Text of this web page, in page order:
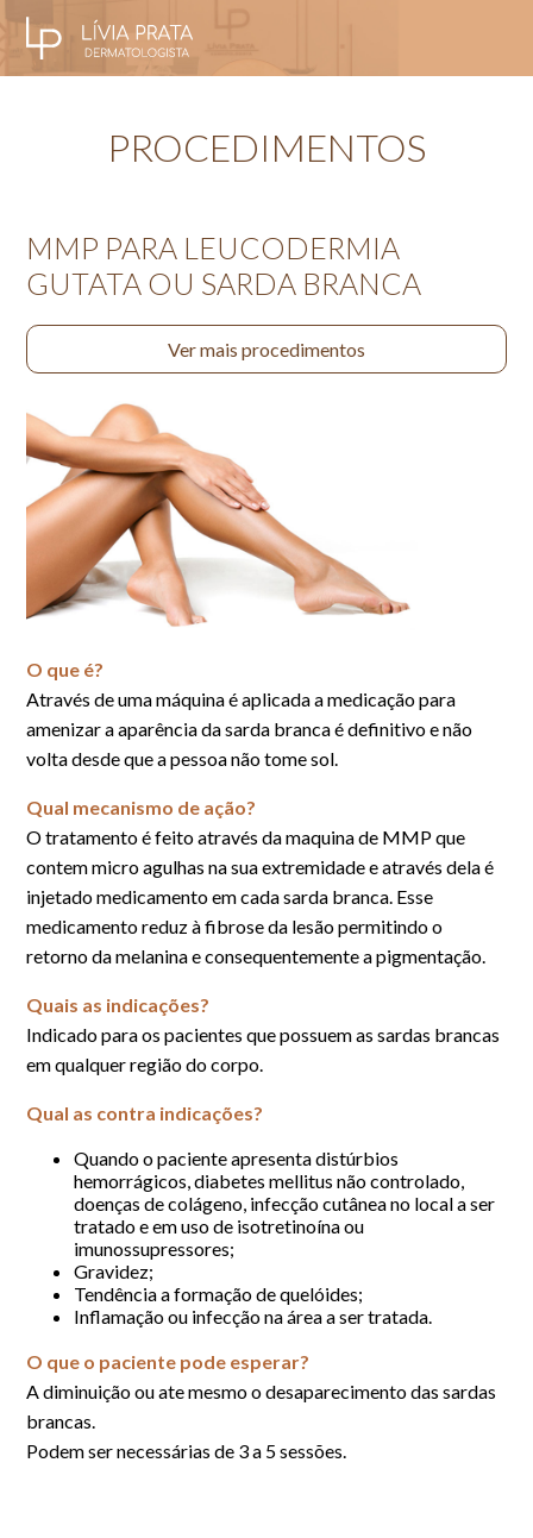
PROCEDIMENTOS
MMP PARA LEUCODERMIA
GUTATA OU SARDA BRANCA
Ver mais procedimentos
O que é?
Através de uma máquina é aplicada a medicação para
amenizar a aparência da sarda branca é definitivo e não
volta desde que a pessoa não tome sol.
Qual mecanismo de ação?
O tratamento é feito através da maquina de MMP que
contem micro agulhas na sua extremidade e através dela é
injetado medicamento em cada sarda branca. Esse
medicamento reduz à fibrose da lesão permitindo o
retorno da melanina e consequentemente a pigmentação.
Quais as indicações?
Indicado para os pacientes que possuem as sardas brancas
em qualquer região do corpo.
Qual as contra indicações?
Quando o paciente apresenta distúrbios
hemorrágicos, diabetes mellitus não controlado,
doenças de colágeno, infecção cutânea no local a ser
tratado e em uso de isotretinoína ou
imunossupressores;
Gravidez;
Tendência a formação de quelóides;
Inflamação ou infecção na área a ser tratada.
O que o paciente pode esperar?
A diminuição ou ate mesmo o desaparecimento das sardas
brancas.
Podem ser necessárias de 3 a 5 sessões.